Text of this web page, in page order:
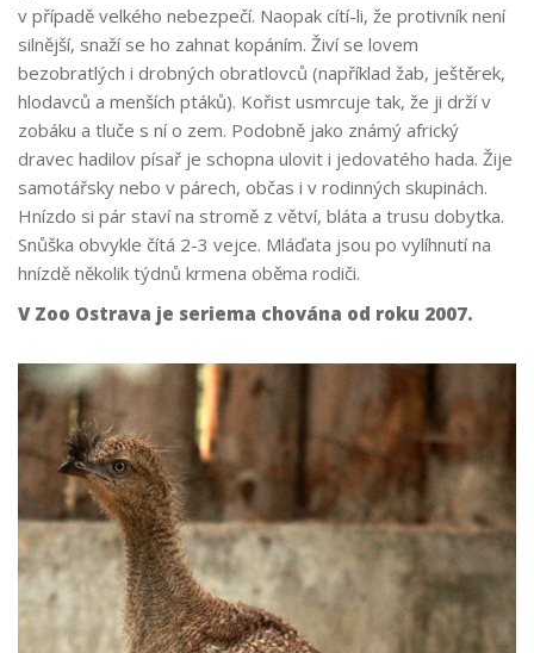
v případě velkého nebezpečí. Naopak cítí-li, že protivník není
silnější, snaží se ho zahnat kopáním. Živí se lovem
bezobratlých i drobných obratlovců (například žab, ještěrek,
hlodavců a menších ptáků). Kořist usmrcuje tak, že ji drží v
zobáku a tluče s ní o zem. Podobně jako známý africký
dravec hadilov písař je schopna ulovit i jedovatého hada. Žije
samotářsky nebo v párech, občas i v rodinných skupinách.
Hnízdo si pár staví na stromě z větví, bláta a trusu dobytka.
Snůška obvykle čítá 2-3 vejce. Mláďata jsou po vylíhnutí na
hnízdě několik týdnů krmena oběma rodiči.
V Zoo Ostrava je seriema chována od roku 2007.